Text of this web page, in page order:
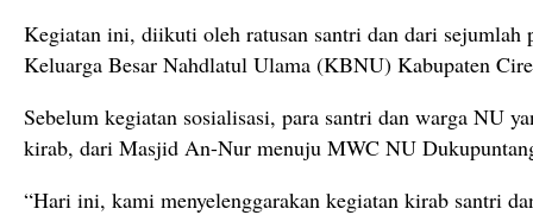
Kegiatan ini, diikuti oleh ratusan santri dan dari sejumlah
Keluarga Besar Nahdlatul Ulama (KBNU) Kabupaten
Sebelum kegiatan sosialisasi, para santri dan warga NU
kirab, dari Masjid An-Nur menuju MWC NU
“Hari ini, kami menyelenggarakan kegiatan kirab santri